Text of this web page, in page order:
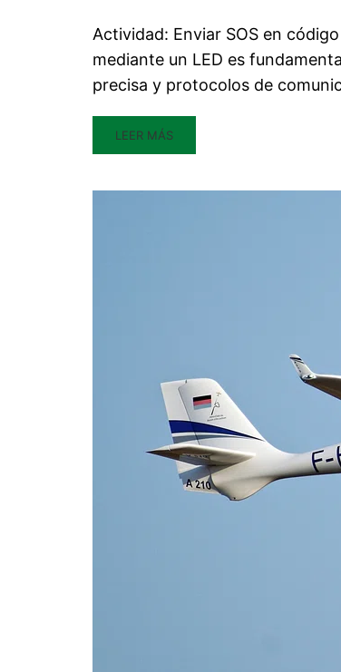
Actividad: Enviar SOS en
mediante un LED es
precisa y protocolos de
LEER MÁS